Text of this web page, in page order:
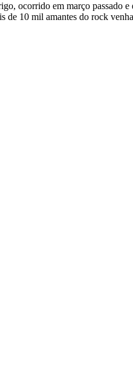
ocorrido em março passado
de 10 mil amantes do rock